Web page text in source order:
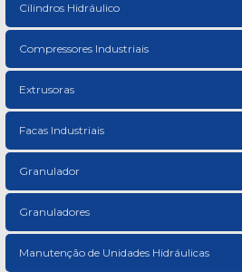
Cilindros Hidráulico
Compressores Industriais
Extrusoras
Facas Industriais
Granulador
Granuladores
Manutenção de Unidades Hidráulicas